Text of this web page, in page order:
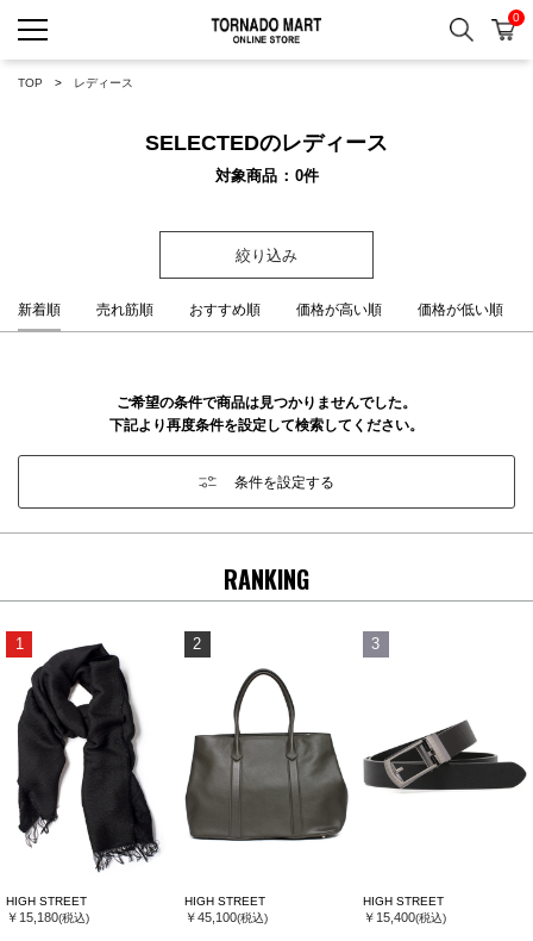
検索 カ
0
TOP レディース
SELECTEDのレディース
対象商品 0件
絞り込み
新着順 売れ筋順 おすすめ順 価格が高い順 価格が低い順
ご希望の条件で商品は見つかりませんでした。
下記より再度条件を設定して検索してください。
条件を設定する
RANKING
1
HIGH STREET
￥15,180(税込)
2
HIGH STREET
￥45,100(税込)
3
HIGH STREET
￥15,400(税込)